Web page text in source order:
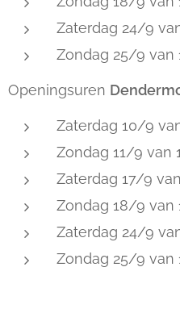
Zaterdag 24/9
Zondag 25/9 van
Openingsuren
Zaterdag 10/9
Zondag 11/9 van
Zaterdag 17/9
Zondag 18/9 van
Zaterdag 24/9
Zondag 25/9 van